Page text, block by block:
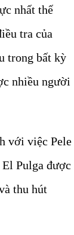
nhất thế
tra của
trong bất kỳ
nhiều người
với việc Pele
Pulga được
thu hút